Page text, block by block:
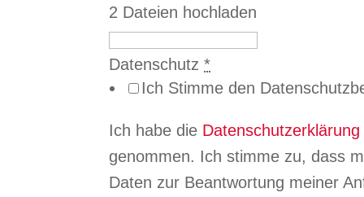
2 Dateien hochladen
Datenschutz *
Ich Stimme den
Ich habe die Datenschutzerklärung
genommen. Ich stimme zu, dass
Daten zur Beantwortung meiner